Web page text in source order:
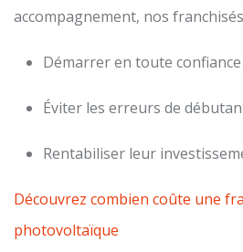
accompagnement, nos
Démarrer en toute confiance
Éviter les erreurs de
Rentabiliser leur
Découvrez combien coûte une
photovoltaïque